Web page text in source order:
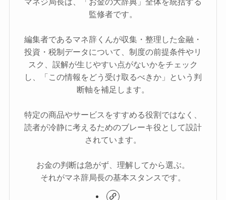
監修者です。
編集者であるマネ辞くんが収集・整理した金融・
投資・税制データについて、制度の前提条件やリ
スク、誤解が生じやすい点がないかをチェック
し、「この情報をどう受け取るべきか」という判
断軸を補足します。
特定の商品やサービスをすすめる役割ではなく、
読者が冷静に考えるためのブレーキ役として設計
されています。
お金の判断は急がず、理解してから選ぶ。
それがマネ辞局長の基本スタンスです。